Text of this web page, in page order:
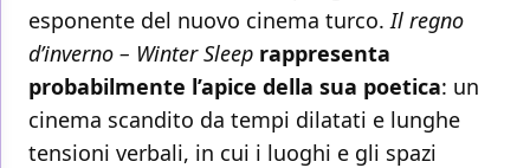
esponente del nuovo cinema turco. Il regno
d’inverno – Winter Sleep rappresenta
probabilmente l’apice della sua poetica: un
cinema scandito da tempi dilatati e lunghe
tensioni verbali, in cui i luoghi e gli spazi